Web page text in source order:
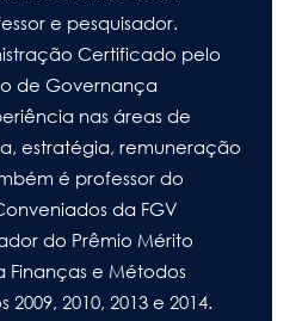
e pesquisador.
Certificado pelo
de Governança
nas áreas de
estratégia, remuneração
é professor do
da FGV
do Prêmio Mérito
e Métodos
2010, 2013 e 2014.